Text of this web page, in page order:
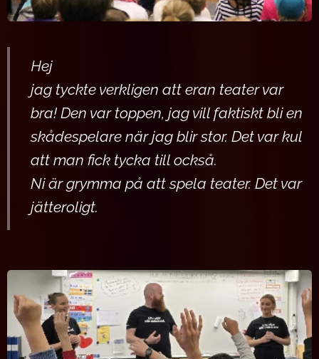
Hej
jag tyckte verkligen att eran teater var
bra! Den var toppen, jag vill faktiskt bli en
skådespelare när jag blir stor. Det var kul
att man fick tycka till också.
Ni är grymma på att spela teater. Det var
jätteroligt.